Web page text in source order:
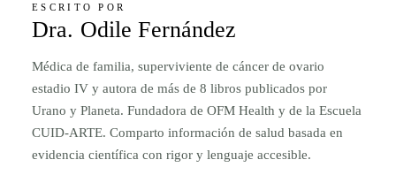
ESCRITO POR
Dra. Odile Fernández
Médica de familia, superviviente de cáncer de ovario
estadio IV y autora de más de 8 libros publicados por
Urano y Planeta. Fundadora de OFM Health y de la Escuela
CUID-ARTE. Comparto información de salud basada en
evidencia científica con rigor y lenguaje accesible.